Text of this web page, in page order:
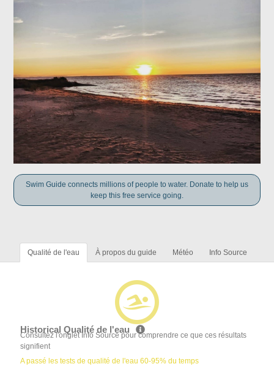
Swim Guide connects millions of people to water. Donate to help us
keep this free service going.
Qualité de l'eau À propos du guide Météo Info Source
Historical Qualité de l'eau
Consultez l'onglet Info Source pour comprendre ce que ces résultats
signifient
A passé les tests de qualité de l'eau 60-95% du temps